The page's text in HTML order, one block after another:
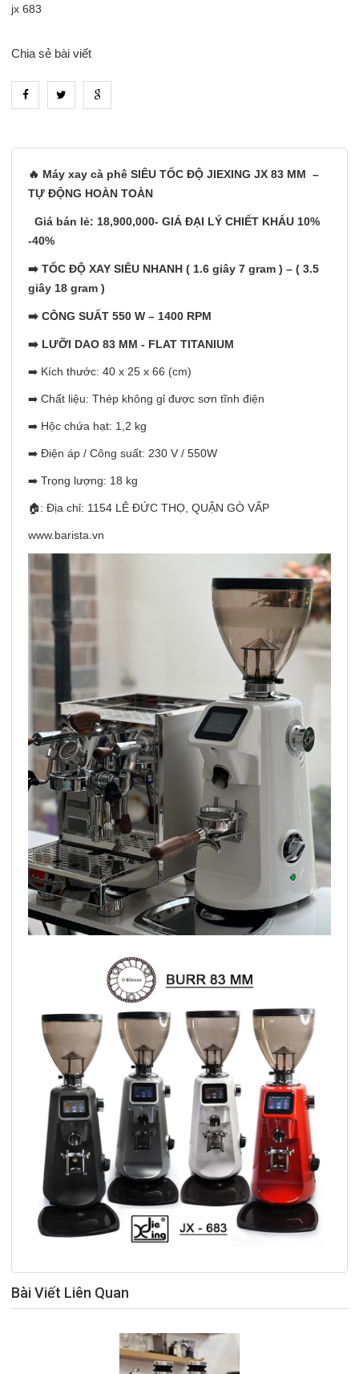
jx 683
Chia sẻ bài viết
🔥 Máy xay cà phê SIÊU TỐC ĐỘ JIEXING JX 83 MM –
TỰ ĐỘNG HOÀN TOÀN
Giá bán lẻ: 18,900,000- GIÁ ĐẠI LÝ CHIẾT KHẤU 10%
-40%
➡️ TỐC ĐỘ XAY SIÊU NHANH ( 1.6 giây 7 gram ) – ( 3.5
giây 18 gram )
➡️ CÔNG SUẤT 550 W – 1400 RPM
➡️ LƯỠI DAO 83 MM - FLAT TITANIUM
➡️ Kích thước: 40 x 25 x 66 (cm)
➡️ Chất liệu: Thép không gỉ được sơn tĩnh điện
➡️ Hộc chứa hạt: 1,2 kg
➡️ Điện áp / Công suất: 230 V / 550W
➡️ Trọng lượng: 18 kg
🏠: Địa chỉ: 1154 LÊ ĐỨC THỌ, QUẬN GÒ VẤP
www.barista.vn
Bài Viết Liên Quan